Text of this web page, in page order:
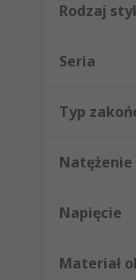
Rodzaj
Seria
Typ
Natężenie
Napięcie
Materiał